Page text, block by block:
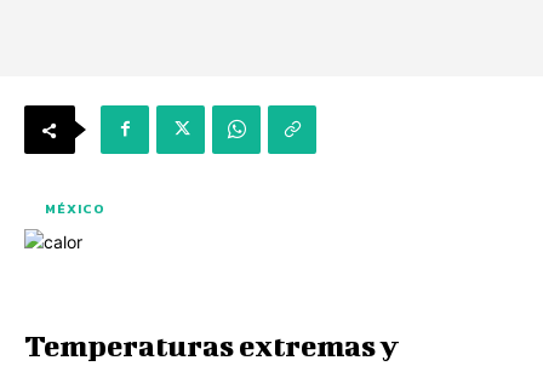
MÉXICO
Temperaturas extremas y